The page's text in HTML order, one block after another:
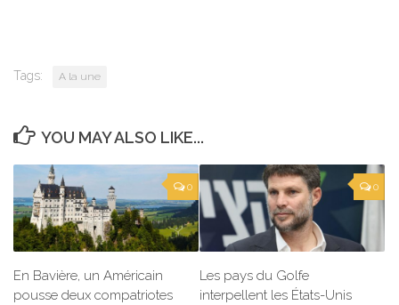
Tags: A la une
YOU MAY ALSO LIKE...
0
En Bavière, un Américain
pousse deux compatriotes
0
Les pays du Golfe
interpellent les États-Unis